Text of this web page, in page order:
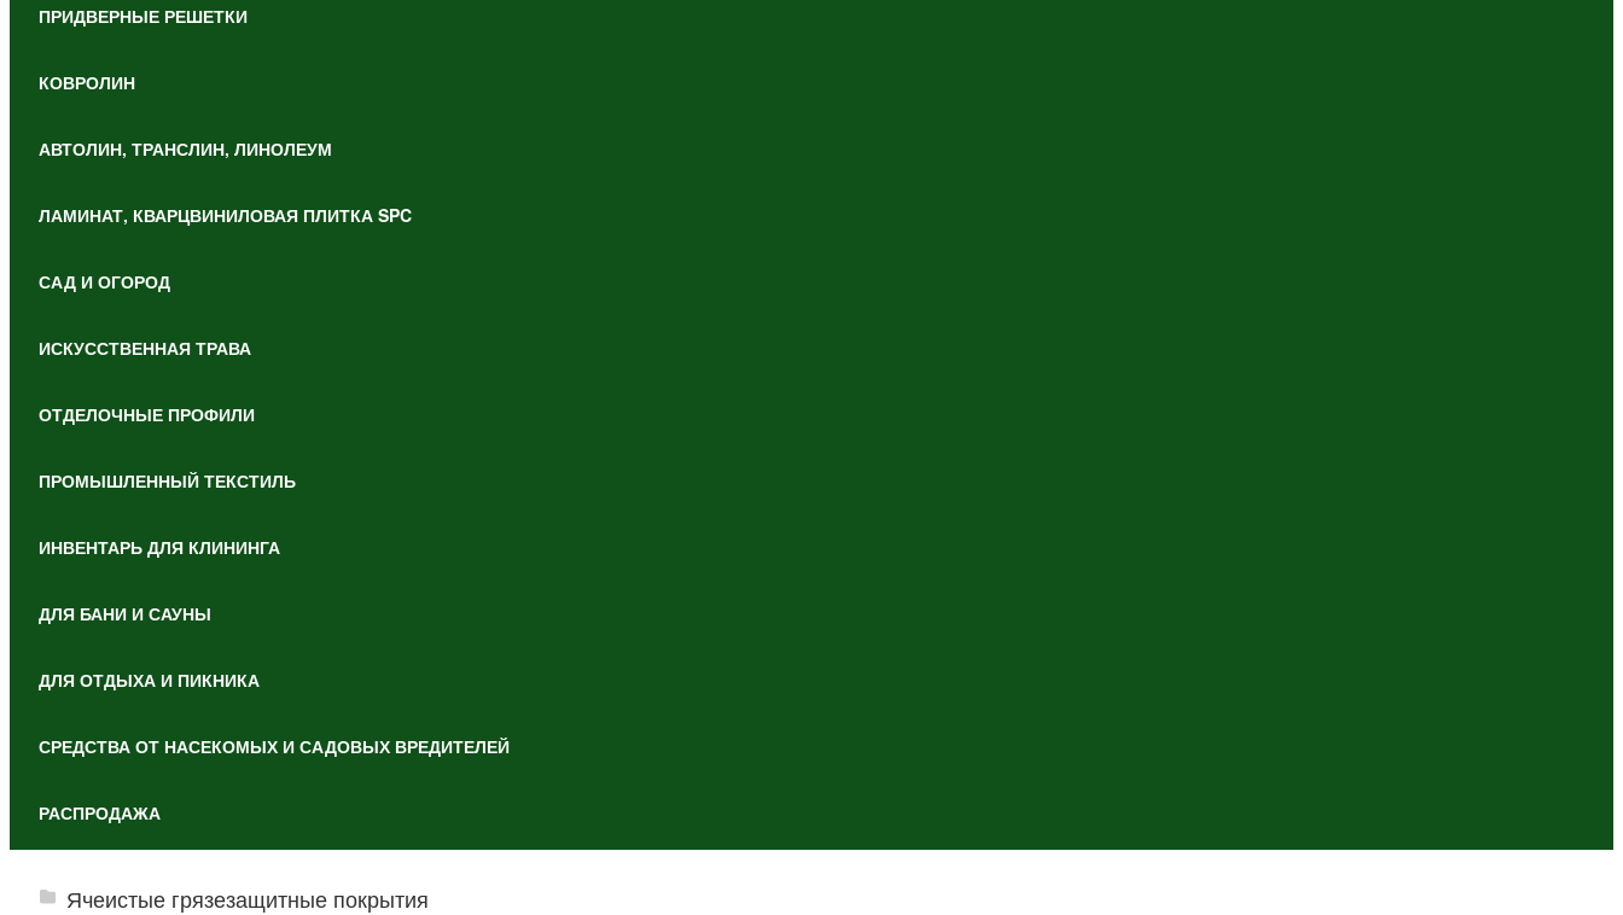
ПРИДВЕРНЫЕ РЕШЕТКИ
КОВРОЛИН
АВТОЛИН, ТРАНСЛИН, ЛИНОЛЕУМ
ЛАМИНАТ, КВАРЦВИНИЛОВАЯ ПЛИТКА SPC
САД И ОГОРОД
ИСКУССТВЕННАЯ ТРАВА
ОТДЕЛОЧНЫЕ ПРОФИЛИ
ПРОМЫШЛЕННЫЙ ТЕКСТИЛЬ
ИНВЕНТАРЬ ДЛЯ КЛИНИНГА
ДЛЯ БАНИ И САУНЫ
ДЛЯ ОТДЫХА И ПИКНИКА
СРЕДСТВА ОТ НАСЕКОМЫХ И САДОВЫХ ВРЕДИТЕЛЕЙ
РАСПРОДАЖА
Ячеистые грязезащитные покрытия